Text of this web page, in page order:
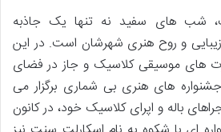
شب های سفید نه تنها یک جاذبه
زیبایی و روح هنری شهرشان است. در این
های موسیقی کلاسیک و جاز در فضای
های هنری بی شماری برگزار می
باله و اپرای کلاسیک خود، در کانون